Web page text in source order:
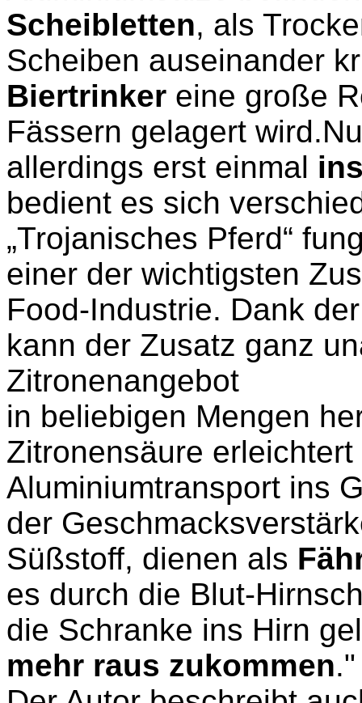
Scheibletten, als
Scheiben auseinander
Biertrinker eine große
Fässern gelagert
allerdings erst einmal
bedient es sich
„Trojanisches Pferd“
einer der wichtigsten
Food-Industrie. Dank
kann der Zusatz ganz
Zitronenangebot
in beliebigen Mengen
Zitronensäure
Aluminiumtransport ins
der
Süßstoff, dienen als
es durch die Blut-
die Schranke ins Hirn
mehr raus zukommen."